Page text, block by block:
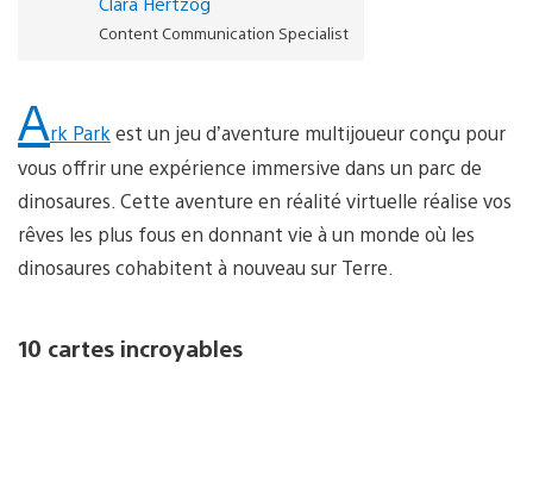
Content Communication Specialist
Ark Park est un jeu d’aventure multijoueur conçu pour
vous offrir une expérience immersive dans un parc de
dinosaures. Cette aventure en réalité virtuelle réalise vos
rêves les plus fous en donnant vie à un monde où les
dinosaures cohabitent à nouveau sur Terre.
10 cartes incroyables